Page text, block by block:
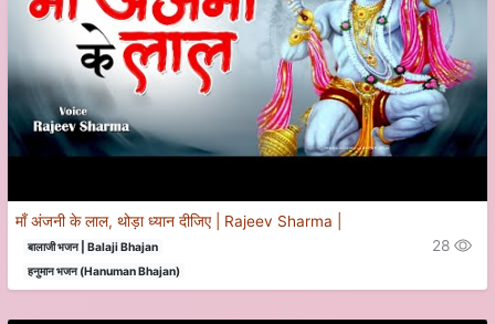
माँ अंजनी के लाल, थोड़ा ध्यान दीजिए | Rajeev Sharma |
बालाजी भजन | Balaji Bhajan
हनुमान भजन (Hanuman Bhajan)
28